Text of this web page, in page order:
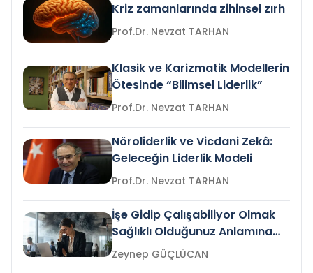
Kriz zamanlarında zihinsel zırh
Prof.Dr. Nevzat TARHAN
Klasik ve Karizmatik Modellerin
Ötesinde “Bilimsel Liderlik”
Prof.Dr. Nevzat TARHAN
Nöroliderlik ve Vicdani Zekâ:
Geleceğin Liderlik Modeli
Prof.Dr. Nevzat TARHAN
İşe Gidip Çalışabiliyor Olmak
Sağlıklı Olduğunuz Anlamına
Gelir mi?Zeynep GÜÇLÜCAN